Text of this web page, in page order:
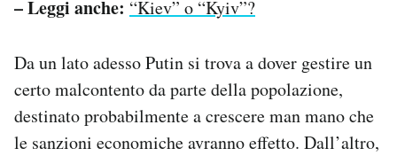
– Leggi anche: “Kiev” o “Kyiv”?
Da un lato adesso Putin si trova a dover gestire un
certo malcontento da parte della popolazione,
destinato probabilmente a crescere man mano che
le sanzioni economiche avranno effetto. Dall’altro,